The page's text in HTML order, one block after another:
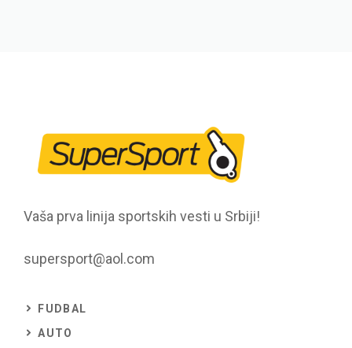
Vaša prva linija sportskih vesti u Srbiji!
supersport@aol.com
FUDBAL
AUTO